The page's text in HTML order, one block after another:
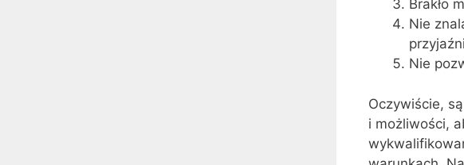
Brakło
Nie
przyjaźni
Nie
Oczywiście,
i możliwości,